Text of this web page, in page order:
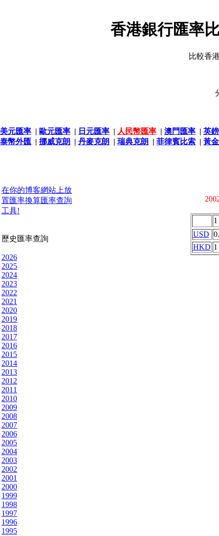
香港銀行匯率
比較香
美元匯率 | 歐元匯率 | 日元匯率 | 人民幣匯率 | 澳門匯率 | 英
泰幣外匯 | 挪威克朗 | 丹麥克朗 | 瑞典克朗 | 菲律賓比索 | 黃
在你的博客網站上放
置匯率換算匯率查詢
工具!
歷史匯率查詢
2026
2025
2024
2023
2022
2021
2020
2019
2018
2017
2016
2015
2014
2013
2012
2011
2010
2009
2008
2007
2006
2005
2004
2003
2002
2001
2000
1999
1998
1997
1996
1995
1
USD
HKD 1